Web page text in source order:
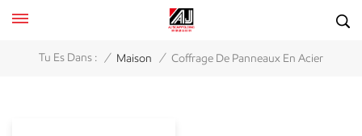
Tu Es Dans : / Maison / Coffrage De Panneaux En Acier